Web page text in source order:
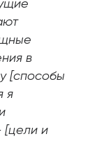
в
[способы
я
[цели и